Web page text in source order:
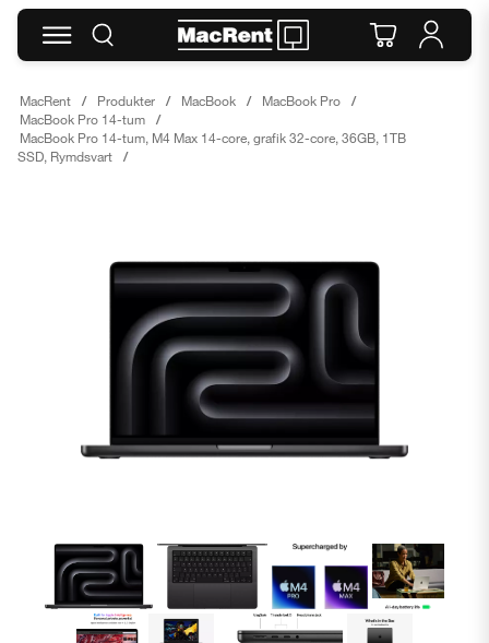
MacRent Produkter MacBook
MacBook Pro
MacBook Pro 14-tum
MacBook Pro 14-tum, M4 Max 14-core, grafik 32-core, 36GB, 1TB
SSD, Rymdsvart